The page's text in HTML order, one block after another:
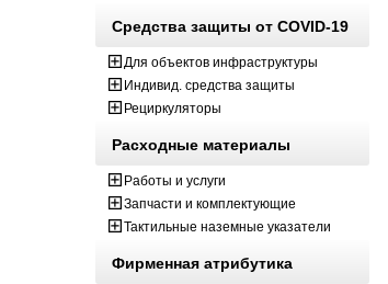
Средства защиты от COVID-19
Для объектов инфраструктуры
Индивид. средства защиты
Рециркуляторы
Расходные материалы
Работы и услуги
Запчасти и комплектующие
Тактильные наземные указатели
Фирменная атрибутика